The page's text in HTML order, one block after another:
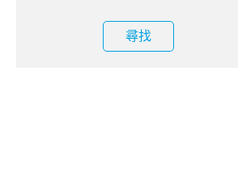
尋找